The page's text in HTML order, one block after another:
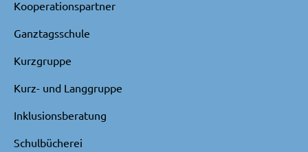
Kooperationspartner
Ganztagsschule
Kurzgruppe
Kurz- und Langgruppe
Inklusionsberatung
Schulbücherei